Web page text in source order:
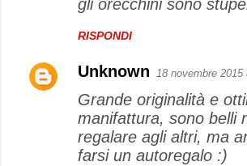
gli orecchini sono
RISPONDI
Unknown 18 novembre 2015
Grande originalità e
manifattura, sono belli
regalare agli altri, ma
farsi un autoregalo :)